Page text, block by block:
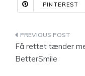
PINTEREST
Få rettet tænder
BetterSmile